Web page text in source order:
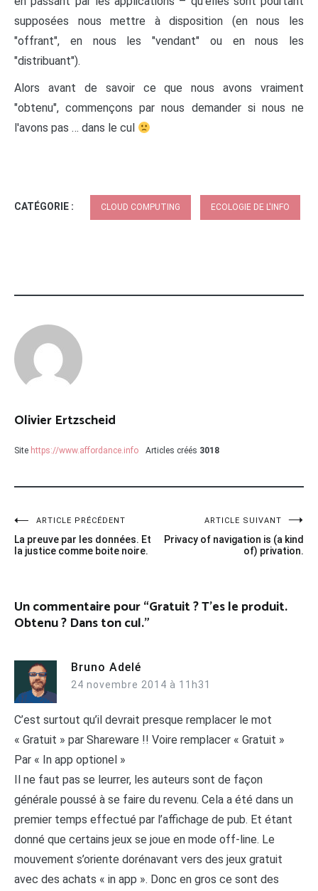
supposées nous mettre à disposition (en nous les
"offrant", en nous les "vendant" ou en nous les
"distribuant").
Alors avant de savoir ce que nous avons vraiment
"obtenu", commençons par nous demander si nous ne
l'avons pas … dans le cul
CATÉGORIE : CLOUD COMPUTING ECOLOGIE DE L'INFO
Olivier Ertzscheid
Site https://www.affordance.info Articles créés 3018
Navigation
de
ARTICLE PRÉCÉDENT
La preuve par les données. Et
la justice comme boite noire.
ARTICLE SUIVANT
Privacy of navigation is (a kind
of) privation.
Un commentaire pour “Gratuit ? T’es le produit.
Obtenu ? Dans ton cul.”
Bruno Adelé
24 novembre 2014 à 11h31
C’est surtout qu’il devrait presque remplacer le mot
« Gratuit » par Shareware !! Voire remplacer « Gratuit »
Par « In app optionel »
Il ne faut pas se leurrer, les auteurs sont de façon
générale poussé à se faire du revenu. Cela a été dans un
premier temps effectué par l’affichage de pub. Et étant
donné que certains jeux se joue en mode off-line. Le
mouvement s’oriente dorénavant vers des jeux gratuit
avec des achats « in app ». Donc en gros ce sont des